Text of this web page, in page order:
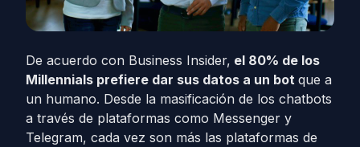
De acuerdo con Business Insider, el 80% de los
Millennials prefiere dar sus datos a un bot que a
un humano. Desde la masificación de los chatbots
a través de plataformas como Messenger y
Telegram, cada vez son más las plataformas de